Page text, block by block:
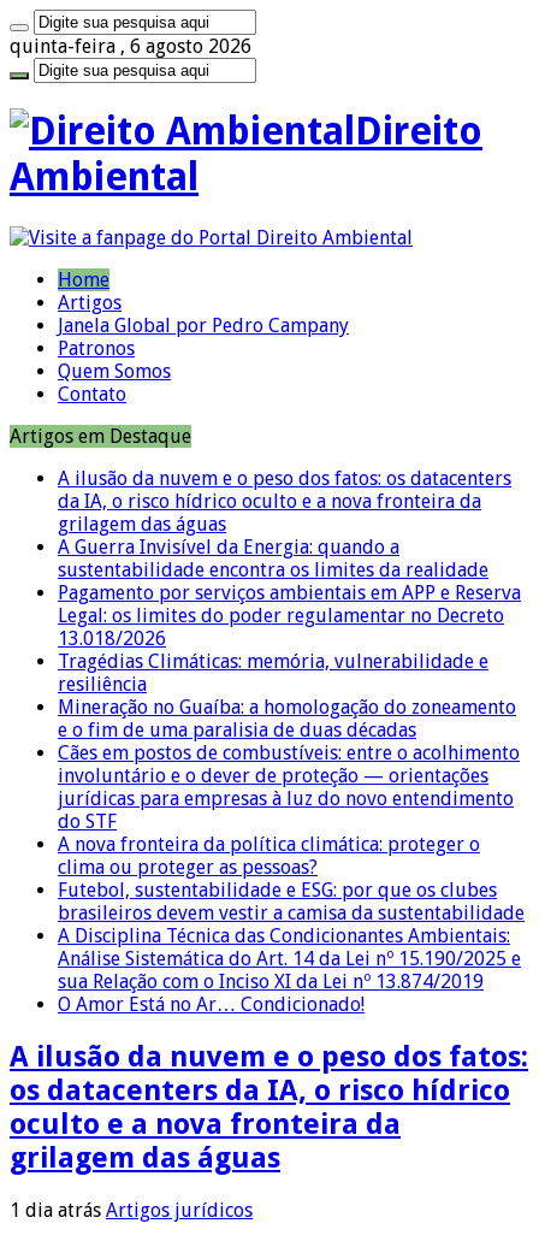
quinta-feira , 6 agosto 2026
Direito
Ambiental
Home
Artigos
Janela Global por Pedro Campany
Patronos
Quem Somos
Contato
Artigos em Destaque
A ilusão da nuvem e o peso dos fatos: os datacenters
da IA, o risco hídrico oculto e a nova fronteira da
grilagem das águas
A Guerra Invisível da Energia: quando a
sustentabilidade encontra os limites da realidade
Pagamento por serviços ambientais em APP e Reserva
Legal: os limites do poder regulamentar no Decreto
13.018/2026
Tragédias Climáticas: memória, vulnerabilidade e
resiliência
Mineração no Guaíba: a homologação do zoneamento
e o fim de uma paralisia de duas décadas
Cães em postos de combustíveis: entre o acolhimento
involuntário e o dever de proteção — orientações
jurídicas para empresas à luz do novo entendimento
do STF
A nova fronteira da política climática: proteger o
clima ou proteger as pessoas?
Futebol, sustentabilidade e ESG: por que os clubes
brasileiros devem vestir a camisa da sustentabilidade
A Disciplina Técnica das Condicionantes Ambientais:
Análise Sistemática do Art. 14 da Lei nº 15.190/2025 e
sua Relação com o Inciso XI da Lei nº 13.874/2019
O Amor Está no Ar… Condicionado!
A ilusão da nuvem e o peso dos fatos:
os datacenters da IA, o risco hídrico
oculto e a nova fronteira da
grilagem das águas
1 dia atrás Artigos jurídicos